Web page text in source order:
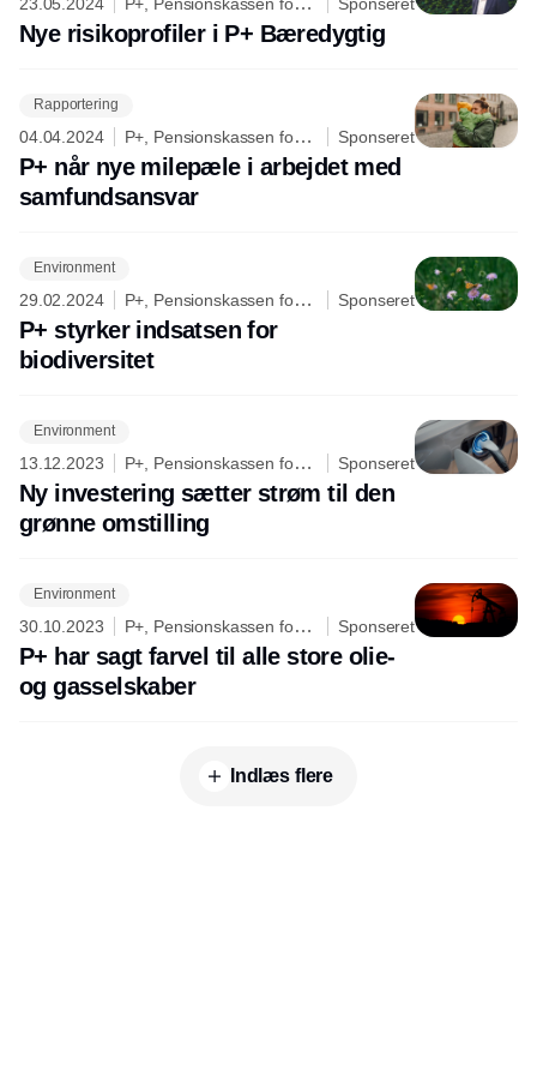
Akademikere
Nye risikoprofiler i P+ Bæredygtig
Rapportering
04.04.2024
P+, Pensionskassen for
Akademikere
Sponseret
P+ når nye milepæle i arbejdet med
samfundsansvar
Environment
29.02.2024
P+, Pensionskassen for
Akademikere
Sponseret
P+ styrker indsatsen for
biodiversitet
Environment
13.12.2023
P+, Pensionskassen for
Akademikere
Sponseret
Ny investering sætter strøm til den
grønne omstilling
Environment
30.10.2023
P+, Pensionskassen for
Akademikere
Sponseret
P+ har sagt farvel til alle store olie-
og gasselskaber
Indlæs flere